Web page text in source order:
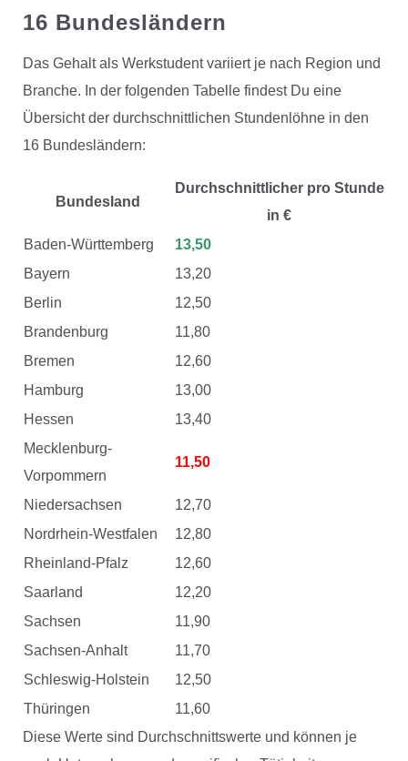
16 Bundesländern
Das Gehalt als Werkstudent variiert je nach Region und
Branche. In der folgenden Tabelle findest Du eine
Übersicht der durchschnittlichen Stundenlöhne in den
16 Bundesländern:
Bundesland
Durchschnittlicher pro Stunde
in €
Baden-Württemberg
13,50
Bayern
13,20
Berlin
12,50
Brandenburg
11,80
Bremen
12,60
Hamburg
13,00
Hessen
13,40
Mecklenburg-
Vorpommern
11,50
Niedersachsen
12,70
Nordrhein-Westfalen
12,80
Rheinland-Pfalz
12,60
Saarland
12,20
Sachsen
11,90
Sachsen-Anhalt
11,70
Schleswig-Holstein
12,50
Thüringen
11,60
Diese Werte sind Durchschnittswerte und können je